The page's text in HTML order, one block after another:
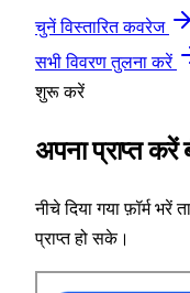
चुनें विस्तारित कवरेज
सभी विवरण तुलना करें
शुरू करें
अपना प्राप्त करें
नीचे दिया गया फ़ॉर्म
प्राप्त हो सके।